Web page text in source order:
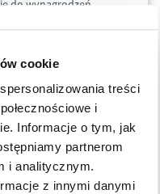
cookie
treści
i
Informacje o tym, jak
partnerom
i analitycznym.
z innymi danymi
do wynagrodzeń
z dofinansowania do
nie zdecydowali się na
Tym samym
pracowników
pracy.